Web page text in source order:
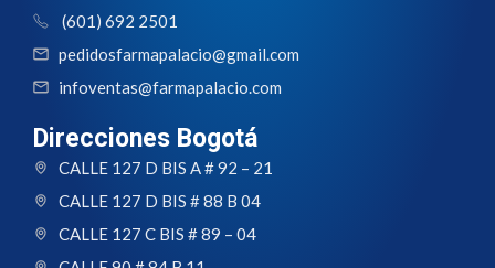
(601) 692 2501
pedidosfarmapalacio@gmail.com
infoventas@farmapalacio.com
Direcciones Bogotá
CALLE 127 D BIS A # 92 – 21
CALLE 127 D BIS # 88 B 04
CALLE 127 C BIS # 89 – 04